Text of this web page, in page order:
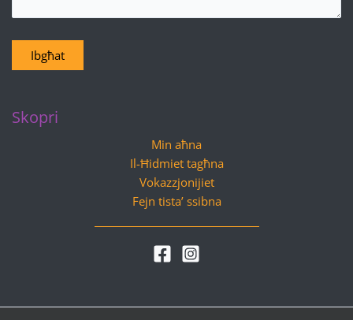
Ibgħat
Skopri
Min aħna
Il-Ħidmiet tagħna
Vokazzjonijiet
Fejn tista’ ssibna